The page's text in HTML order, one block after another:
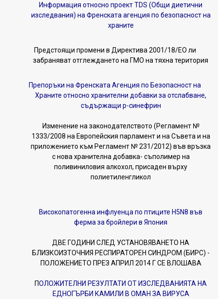
Информация относно проект TDS (Общи диетични
изследвания) на Френската агенция по безопасност на
храните
Предстоящи промени в Директива 2001/18/ЕО ли
забраняват отглеждането на ГМО на тяхна територия
Препоръки на Френската Агенция по Безопасност на
Храните относно хранителни добавки за отслабване,
съдържащи р-синефрин
Изменение на законодателството (Регламент №
1333/2008 на Европейския парламент и на Съвета и на
приложението към Регламент № 231/2012) във връзка
с нова хранителна добавка- съполимер на
поливиниловия алкохол, присаден върху
полиетиленгликол
Високопатогенна инфлуенца по птиците H5N8 във
ферма за бройлери в Япония
ДВЕ ГОДИНИ СЛЕД УСТАНОВЯВАНЕТО НА
БЛИЗКОИЗТОЧНИЯ РЕСПИРАТОРЕН СИНДРОМ (БИРС) -
ПОЛОЖЕНИЕТО ПРЕЗ АПРИЛ 2014 Г СЕ ВЛОШАВА
ПОЛОЖИТЕЛНИ РЕЗУЛТАТИ ОТ ИЗСЛЕДВАНИЯТА НА
ЕДНОГЪРБИ КАМИЛИ В ОМАН ЗА ВИРУСА